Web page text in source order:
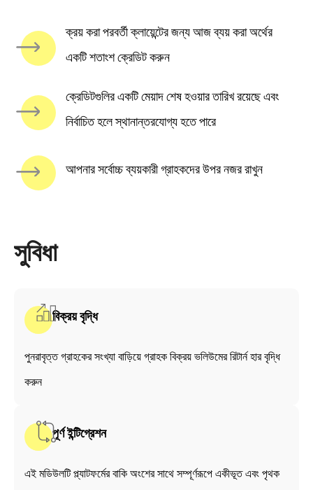
ক্রয় করা পরবর্তী ক্লায়েন্টের জন্য আজ ব্যয় করা অর্থের
একটি শতাংশ ক্রেডিট করুন
ক্রেডিটগুলির একটি মেয়াদ শেষ হওয়ার তারিখ রয়েছে এবং
নির্বাচিত হলে স্থানান্তরযোগ্য হতে পারে
আপনার সর্বোচ্চ ব্যয়কারী গ্রাহকদের উপর নজর রাখুন
সুবিধা
বিক্রয় বৃদ্ধি
পুনরাবৃত্ত গ্রাহকের সংখ্যা বাড়িয়ে গ্রাহক বিক্রয় ভলিউমের রিটার্ন হার বৃদ্ধি
করুন
পূর্ণ ইন্টিগ্রেশন
এই মডিউলটি প্ল্যাটফর্মের বাকি অংশের সাথে সম্পূর্ণরূপে একীভূত এবং পৃথক